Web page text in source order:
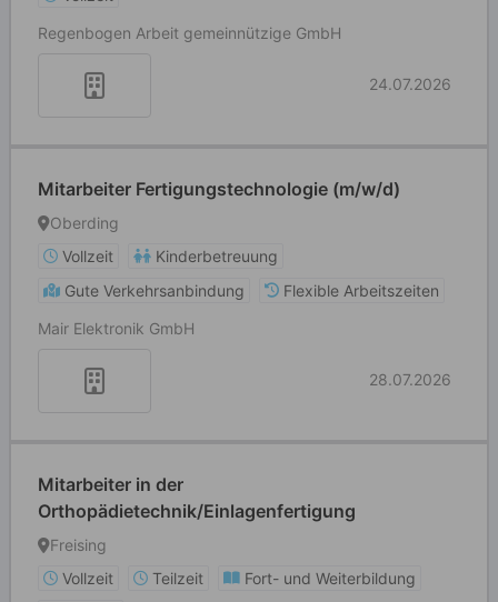
Regenbogen Arbeit gemeinnützige GmbH
24.07.2026
Mitarbeiter Fertigungstechnologie (m/w/d)
Oberding
Vollzeit
Kinderbetreuung
Gute Verkehrsanbindung
Flexible Arbeitszeiten
Mair Elektronik GmbH
28.07.2026
Mitarbeiter in der
Orthopädietechnik/Einlagenfertigung
Freising
Vollzeit
Teilzeit
Fort- und Weiterbildung